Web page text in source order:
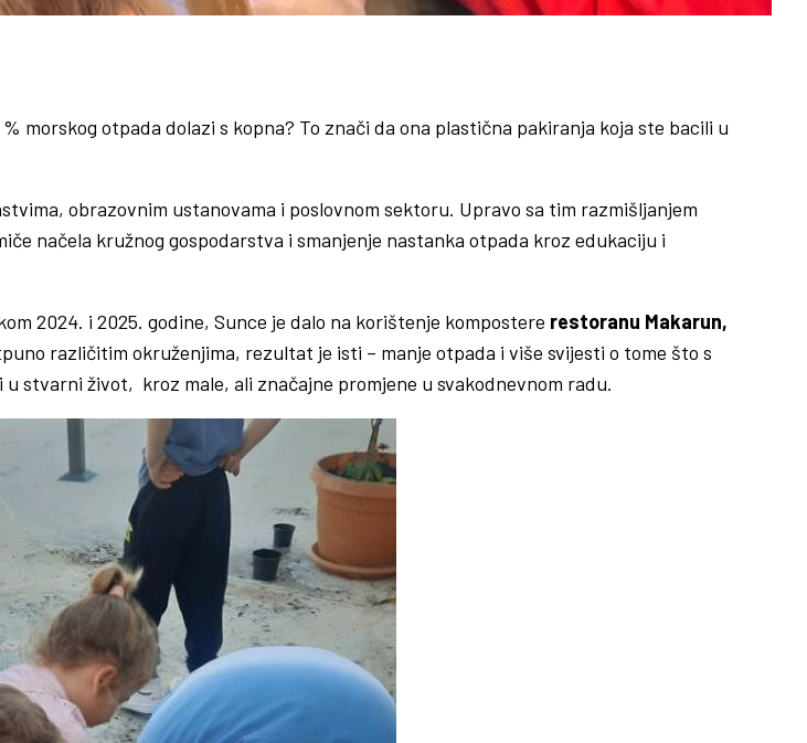
otpada dolazi s kopna? To znači da ona plastična pakiranja koja ste bacili u
obrazovnim ustanovama i poslovnom sektoru. Upravo sa tim razmišljanjem
načela kružnog gospodarstva i smanjenje nastanka otpada kroz edukaciju i
2024. i 2025. godine, Sunce je dalo na korištenje kompostere restoranu Makarun,
različitim okruženjima, rezultat je isti – manje otpada i više svijesti o tome što s
stvarni život, kroz male, ali značajne promjene u svakodnevnom radu.